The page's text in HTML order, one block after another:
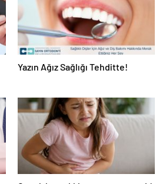
Yazın Ağız Sağlığı Tehditte!